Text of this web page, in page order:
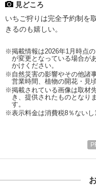
見どころ
いちご狩りは完全予約制を
きるのも嬉しい。
※掲載情報は2026年1月時点
が変更となっている場合が
かけください。
※自然災害の影響やその他諸
営業時間、植物の開花・見
※掲載されている画像は取材
き、提供されたものとなり
す。
※表示料金は消費税8％ないし